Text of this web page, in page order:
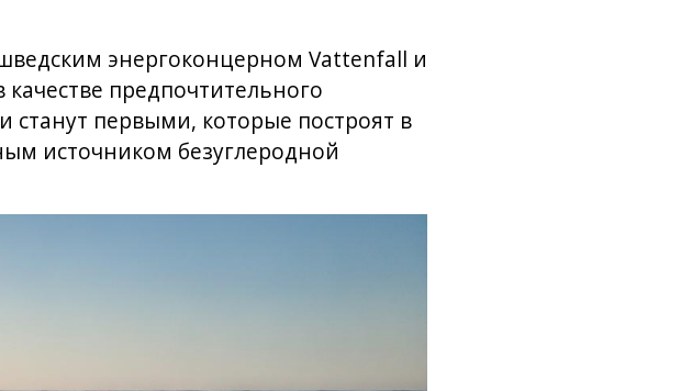
энергоконцерном Vattenfall и
предпочтительного
станут первыми, которые построят в
источником безуглеродной